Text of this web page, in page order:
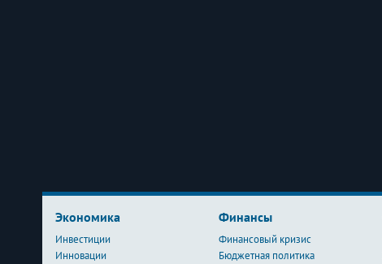
Экономика
Инвестиции
Инновации
Финансы
Финансовый кризис
Бюджетная политика